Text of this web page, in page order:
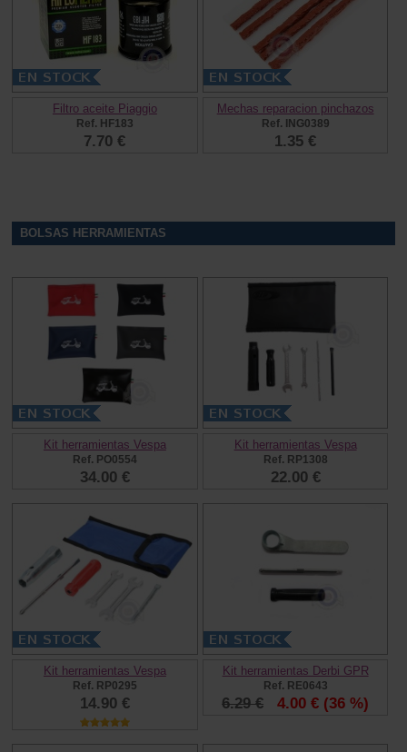
Filtro aceite Piaggio
Ref. HF183
7.70 €
Mechas reparacion pinchazos
Ref. ING0389
1.35 €
BOLSAS HERRAMIENTAS
Kit herramientas Vespa
Ref. PO0554
34.00 €
Kit herramientas Vespa
Ref. RP1308
22.00 €
Kit herramientas Vespa
Ref. RP0295
14.90 €
Kit herramientas Derbi GPR
Ref. RE0643
6.29 € 4.00 € (36 %)